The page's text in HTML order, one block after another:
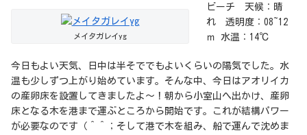
メイタガレイyg
ビーチ 天候：晴
れ 透明度：08~12
ｍ 水温：14℃
今日もよい天気、日中は半そででもよいくらいの陽気でした。水
温も少しずつ上がり始めています。そんな中、今日はアオリイカ
の産卵床を設置してきましたよ～！朝から小室山へ出かけ、産卵
床となる木を港まで運ぶところから開始です。これが結構パワー
が必要なのです（＾＾；そして港で木を組み、船で運んで沈めま